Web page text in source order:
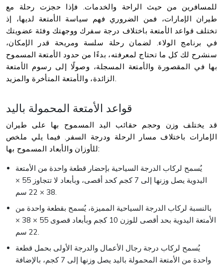
للمسافرين من حيث الراحة والخدمات. فإذا حجزت رحلة مع
طيران الإمارات، فمن الضروري فهم سياسة الأمتعة لديها، إذ
تختلف قواعد الأمتعة باختلاف درجة سفرك ووجهتك وفئة عضويتك
في برنامج الولاء. لضمان رحلة سلسة ومريحة قدر الإمكان،
سنشرح لك كل ما تحتاج لمعرفته، بدءًا من حدود الأمتعة المسموح
بها في المقصورة والأمتعة المسجلة، وصولًا إلى رسوم الأمتعة
قواعد الأمتعة المحمولة باليد
قد يختلف وزن وحجم حقائب اليد المسموح بها على طيران
الإمارات باختلاف مسار الرحلة ودرجة السفر. فيما يلي ملخص
للأوزان والأبعاد المسموح بها:
يُسمح لركاب الدرجة السياحية بإحضار قطعة واحدة من الأمتعة
اليدوية يصل وزنها إلى 7 كجم كحد أقصى، وبأبعاد لا تتجاوز 55 ×
بالنسبة لركاب الدرجة السياحية المميزة، يُسمح بقطعة واحدة من
الأمتعة اليدوية بحد أقصى للوزن 10 كجم وبأبعاد قصوى 55 × 38 ×
يُسمح لركاب درجة رجال الأعمال والدرجة الأولى بحمل قطعة
واحدة من الأمتعة المحمولة باليد يصل وزنها إلى 7 كجم، بالإضافة